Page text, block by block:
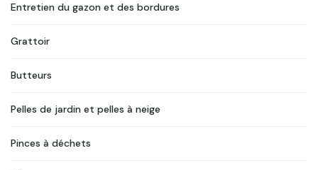
Entretien du gazon et des bordures
Grattoir
Butteurs
Pelles de jardin et pelles à neige
Pinces à déchets